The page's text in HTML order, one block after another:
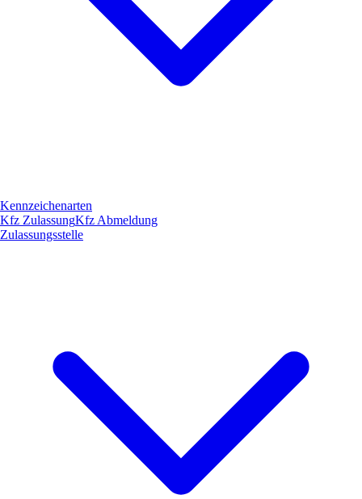
Kennzeichenarten
Kfz ZulassungKfz Abmeldung
Zulassungsstelle